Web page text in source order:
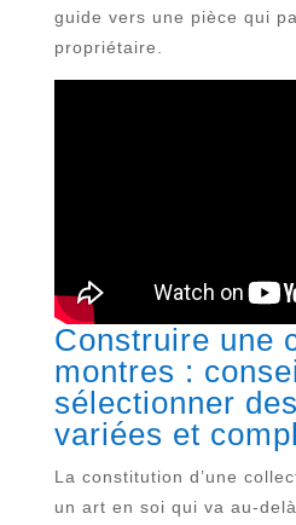
guide vers une pièce qui
propriétaire.
Construire une
montres :
sélectionner
variées et
La constitution d’une
un art en soi qui va au-